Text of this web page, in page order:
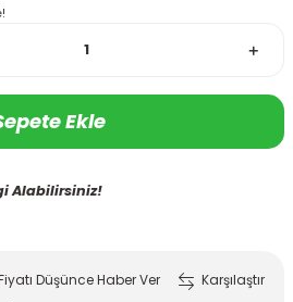
Ekle
Alabilirsiniz!
Düşünce Haber Ver
Karşılaştır